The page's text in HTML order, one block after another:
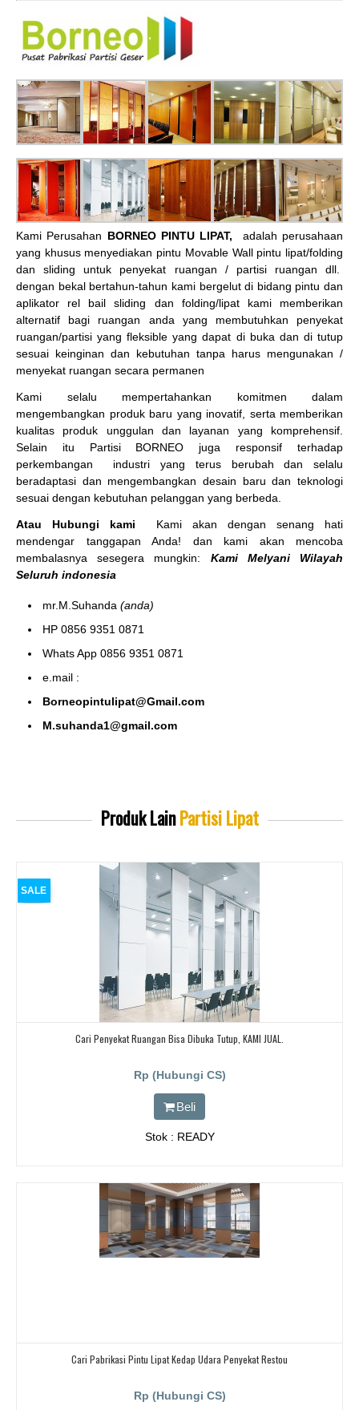
Kami Perusahan BORNEO PINTU LIPAT, adalah perusahaan
yang khusus menyediakan pintu Movable Wall pintu lipat/folding
dan sliding untuk penyekat ruangan / partisi ruangan dll.
dengan bekal bertahun-tahun kami bergelut di bidang pintu dan
aplikator rel bail sliding dan folding/lipat kami memberikan
alternatif bagi ruangan anda yang membutuhkan penyekat
ruangan/partisi yang fleksible yang dapat di buka dan di tutup
sesuai keinginan dan kebutuhan tanpa harus mengunakan /
menyekat ruangan secara permanen
Kami selalu mempertahankan komitmen dalam
mengembangkan produk baru yang inovatif, serta memberikan
kualitas produk unggulan dan layanan yang komprehensif.
Selain itu Partisi BORNEO juga responsif terhadap
perkembangan industri yang terus berubah dan selalu
beradaptasi dan mengembangkan desain baru dan teknologi
sesuai dengan kebutuhan pelanggan yang berbeda.
Atau Hubungi kami
Kami akan dengan senang hati
mendengar tanggapan Anda! dan kami akan mencoba
membalasnya sesegera mungkin: Kami Melyani Wilayah
Seluruh indonesia
mr.M.Suhanda (anda)
HP 0856 9351 0871
Whats App 0856 9351 0871
e.mail :
Borneopintulipat@Gmail.com
M.suhanda1@gmail.com
Produk LainPartisi Lipat
SALE
Cari Penyekat Ruangan Bisa Dibuka Tutup, KAMI JUAL.
Rp (Hubungi CS)
Beli
Stok : READY
Cari Pabrikasi Pintu Lipat Kedap Udara Penyekat Restou
Rp (Hubungi CS)